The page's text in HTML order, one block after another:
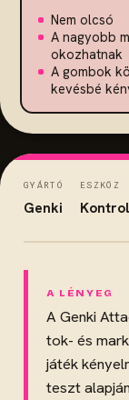
Nem olcsó
A nagyobb
okozhatnak
A gombok
kevésbé
GYÁRTÓ
Genki
ESZKÖZ
A Genki
tok- és
játék
teszt